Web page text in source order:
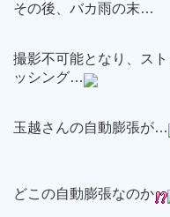
その後、バカ雨の末…
撮影不可能となり、スト
ッシング…
玉越さんの自動膨張が…
どこの自動膨張なのか